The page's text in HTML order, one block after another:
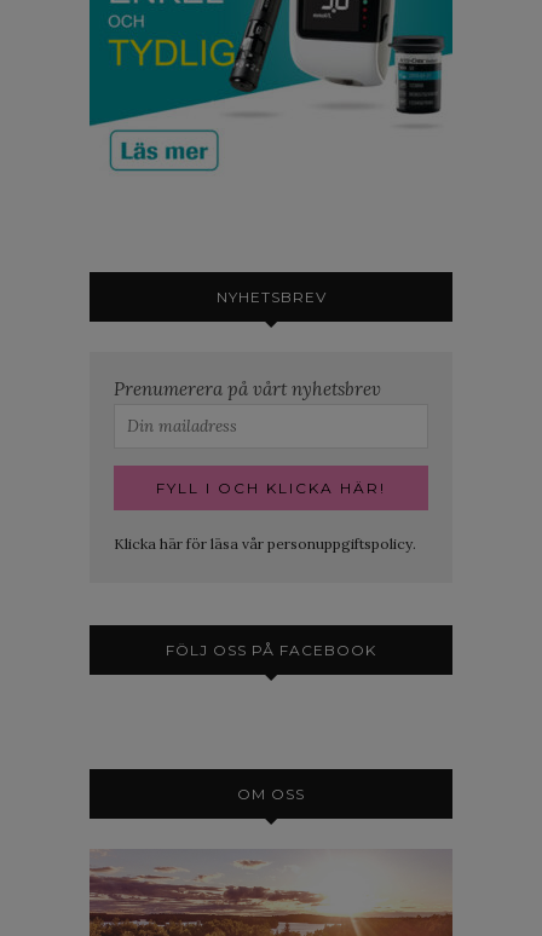
NYHETSBREV
Prenumerera på vårt nyhetsbrev
Klicka här för läsa vår personuppgiftspolicy.
FÖLJ OSS PÅ FACEBOOK
OM OSS